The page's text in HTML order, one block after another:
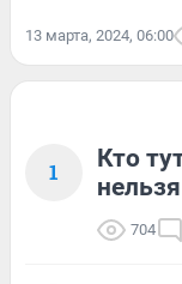
13 марта, 2024, 06:00
1
Кто
704